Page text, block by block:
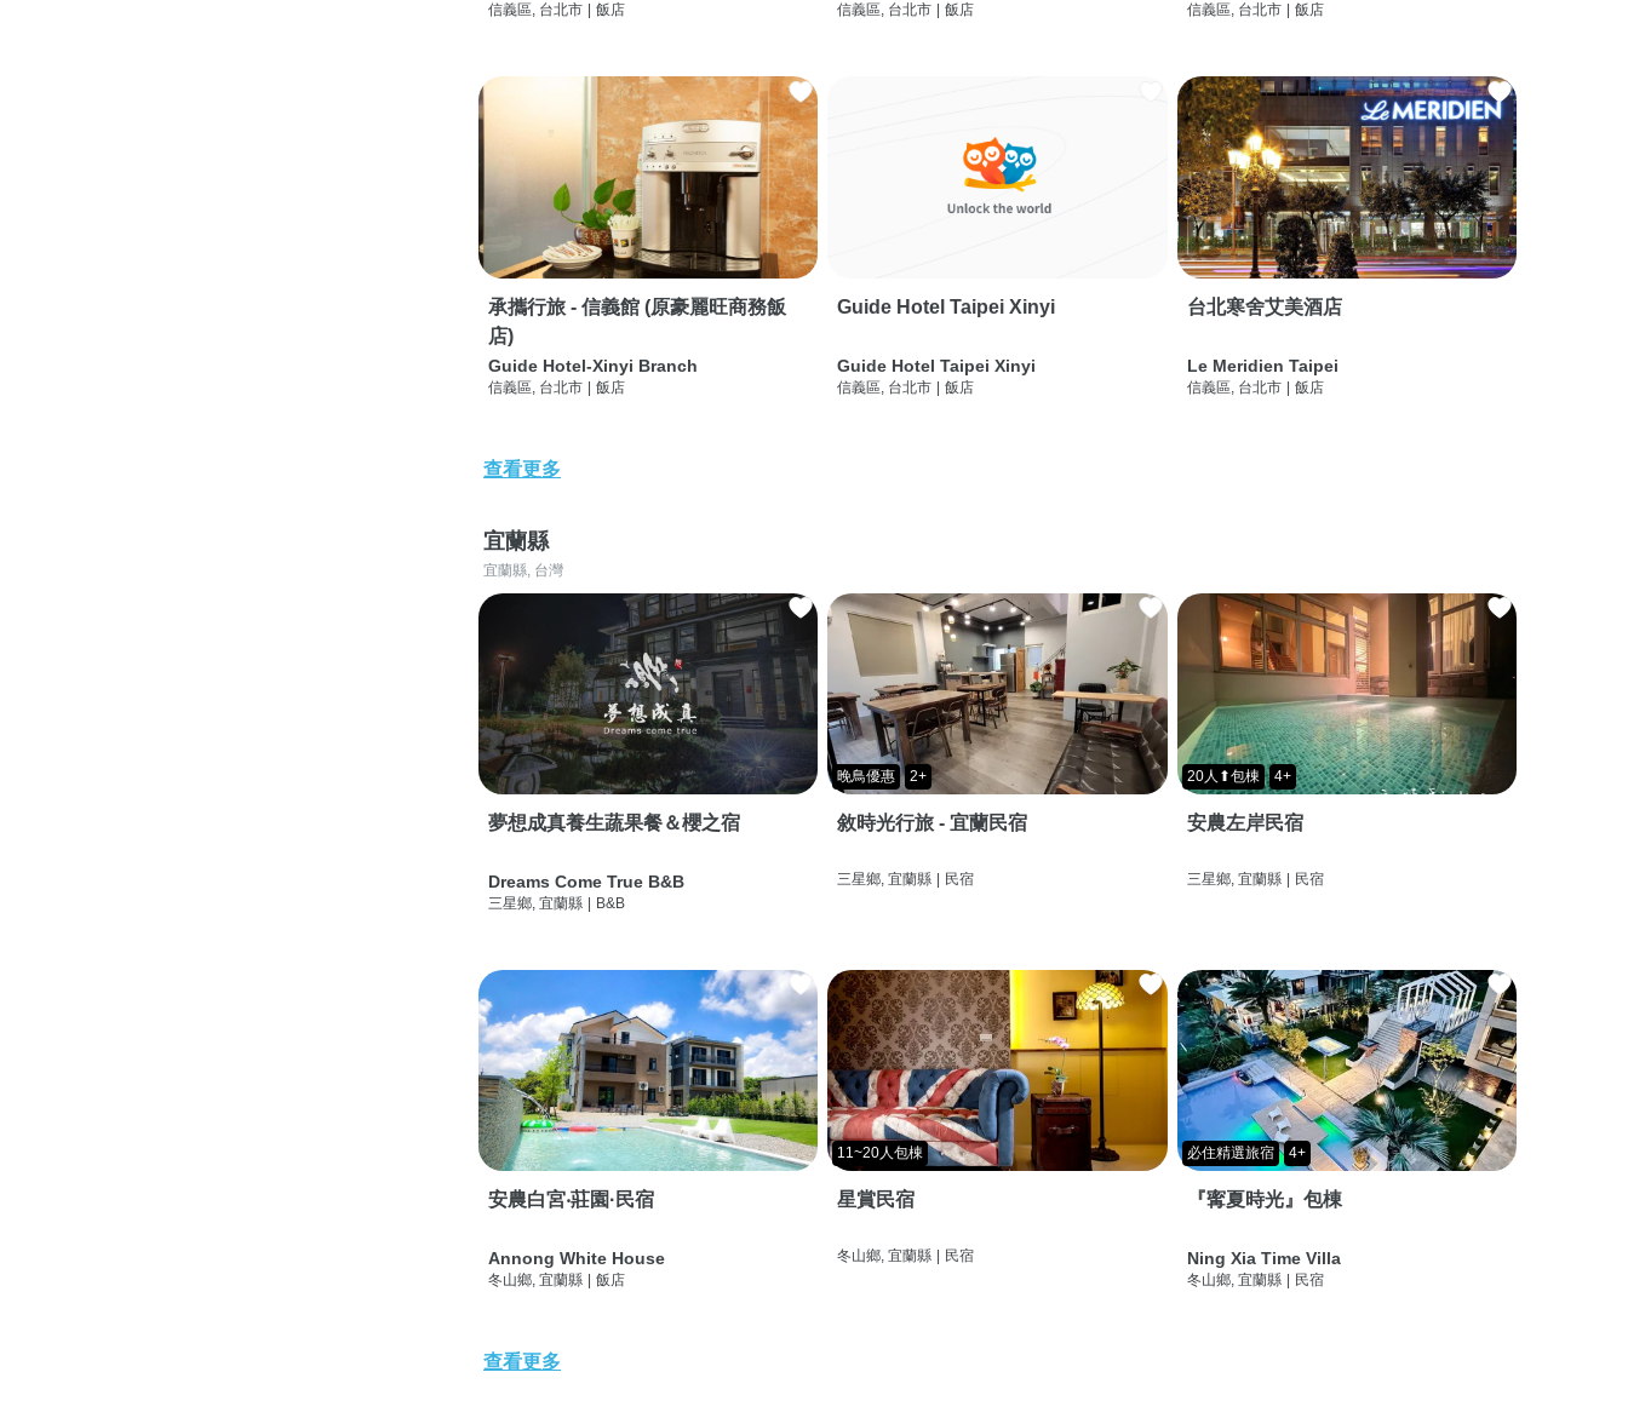
信義區, 台北市 飯店 信義區, 台北市 飯店 信義區, 台北市 飯店
承攜行旅 - 信義館 (原豪麗旺商務飯
店)
Guide Hotel-Xinyi Branch
信義區, 台北市 | 飯店
Guide Hotel Taipei Xinyi
Guide Hotel Taipei Xinyi
信義區, 台北市 | 飯店
台北寒舍艾美酒店
Le Meridien Taipei
信義區, 台北市 | 飯店
查看更多
宜蘭縣
宜蘭縣, 台灣
夢想成真養生蔬果餐＆櫻之宿
Dreams Come True B&B
三星鄉, 宜蘭縣 | B&B
晚鳥優惠 2+
敘時光行旅 - 宜蘭民宿
三星鄉, 宜蘭縣 | 民宿
20人⬆包棟 4+
安農左岸民宿
三星鄉, 宜蘭縣 | 民宿
安農白宮‧莊園·民宿
Annong White House
冬山鄉, 宜蘭縣 | 飯店
11~20人包棟
星賞民宿
冬山鄉, 宜蘭縣 | 民宿
必住精選旅宿 4+
『寗夏時光』包棟
Ning Xia Time Villa
冬山鄉, 宜蘭縣 | 民宿
查看更多